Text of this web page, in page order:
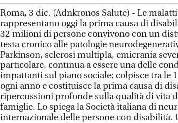
Roma, 3 dic. (Adnkronos Salute) - Le
rappresentano oggi la prima causa di
32 milioni di persone convivono con un
testa cronico alle patologie
Parkinson, sclerosi multipla, emicrania
particolare, continua a essere una delle
impattanti sul piano sociale: colpisce tra le
ogni anno e costituisce la prima causa di
ripercussioni profonde sulla qualità di vita
famiglie. Lo spiega la Società italiana di
internazionale delle persone con disabilità.